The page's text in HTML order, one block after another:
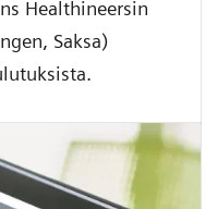
Healthineersin
Saksa)